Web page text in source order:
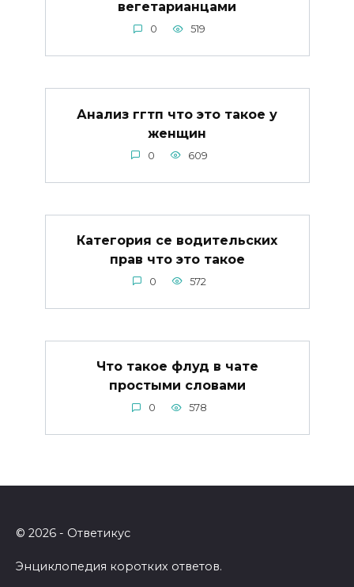
вегетарианцами
0 519
Анализ ггтп что это такое у
женщин
0 609
Категория се водительских
прав что это такое
0 572
Что такое флуд в чате
простыми словами
0 578
© 2026 - Ответикус
Энциклопедия коротких ответов.